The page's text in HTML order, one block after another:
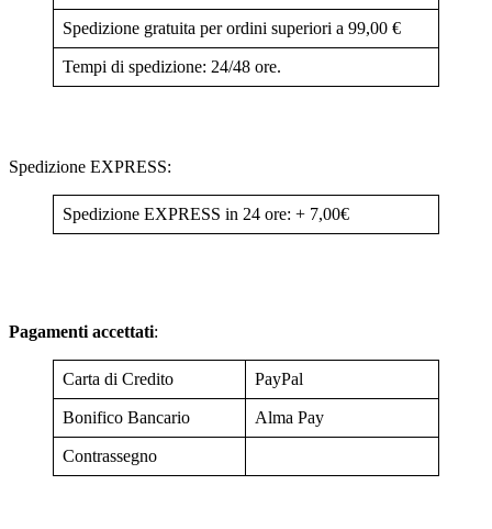
Spedizione gratuita per ordini superiori a 99,00 €
Tempi di spedizione: 24/48 ore.
Spedizione EXPRESS:
Spedizione EXPRESS in 24 ore: + 7,00€
Pagamenti accettati:
Carta di Credito PayPal
Bonifico Bancario Alma Pay
Contrassegno